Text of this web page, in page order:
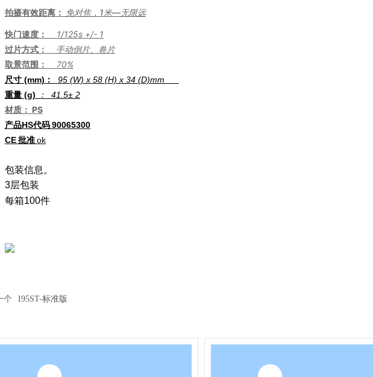
拍摄有效距离： 免对焦，1米—无限远
快门速度：
1/125s +/- 1
过片方式： 手动倒片、卷片
取景范围：
70%
尺寸 (mm)： 95 (W) x 58 (H) x 34 (D)mm
重量 (g) ： 41.5± 2
材质： PS
产品HS代码90065300
CE批准ok
包装信息。
3层包装
每箱100件
个 I95ST-标准版